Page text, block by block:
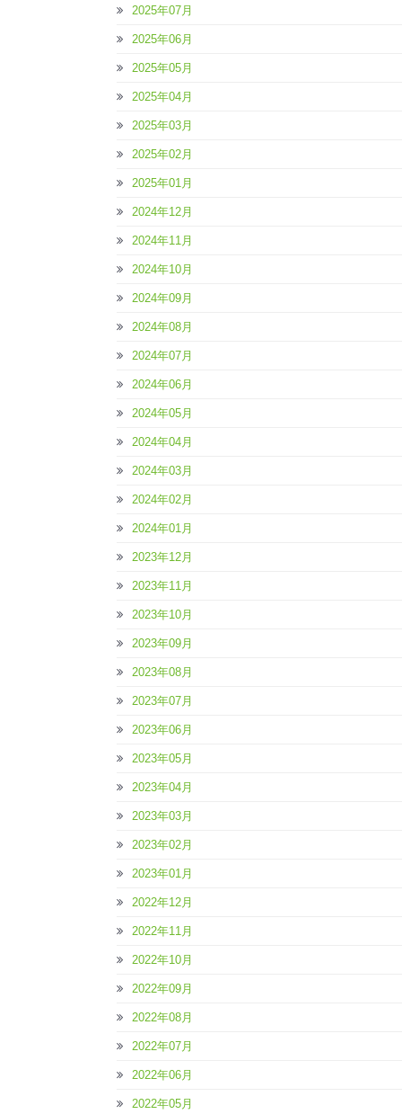
2025年07月
2025年06月
2025年05月
2025年04月
2025年03月
2025年02月
2025年01月
2024年12月
2024年11月
2024年10月
2024年09月
2024年08月
2024年07月
2024年06月
2024年05月
2024年04月
2024年03月
2024年02月
2024年01月
2023年12月
2023年11月
2023年10月
2023年09月
2023年08月
2023年07月
2023年06月
2023年05月
2023年04月
2023年03月
2023年02月
2023年01月
2022年12月
2022年11月
2022年10月
2022年09月
2022年08月
2022年07月
2022年06月
2022年05月